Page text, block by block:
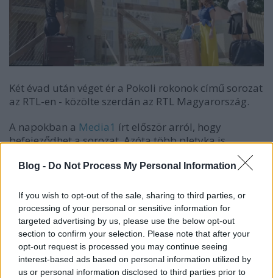
Blog - Do Not Process My Personal Information
If you wish to opt-out of the sale, sharing to third parties, or
processing of your personal or sensitive information for
targeted advertising by us, please use the below opt-out
section to confirm your selection. Please note that after your
opt-out request is processed you may continue seeing
interest-based ads based on personal information utilized by
us or personal information disclosed to third parties prior to
Két évad után véget ér a Pokoli rokonok című sorozat
az RTL-en - közölte szerdán az RTL Magyarország.
A napokban a Media1 írt először arról, hogy
befejeződhet a sorozat. Azóta több pletyka is
szárnyra kapott a széria jövőjét illetően, ezeknek a
végére tettek most pontot.
Bár a tévétársaság közleményében nem írja, de a
döntés valószínűleg összefügghet azzal, hogy a
sorozat a tavaly decemberivisszatéréseótaképtelen
hozniaz előző évad erősebbnek mondható számait.
Ebben először a konkurens Kincsvadászok, aztán A
nagy Ő, majd Séfek Séfe akadályozta.